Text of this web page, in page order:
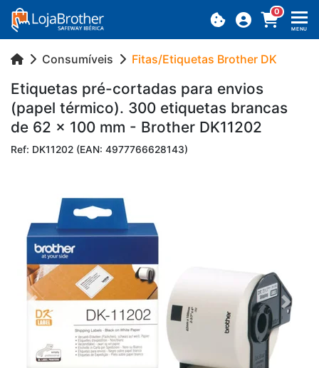
0
MENU
Consumíveis Fitas/Etiquetas Brother DK
Eti­quetas pré-cor­tadas para en­vios
(papel tér­mico). 300 eti­quetas brancas
de 62 x 100 mm - Brother DK11202
Ref: DK11202 (EAN: 4977766628143)
Previous Next